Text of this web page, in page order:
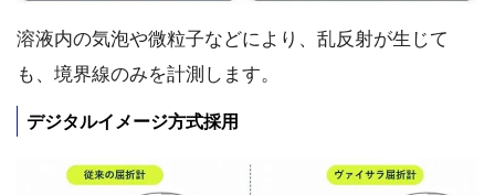
溶液内の気泡や微粒子などにより、乱反射が生じて
も、境界線のみを計測します。
デジタルイメージ方式採用